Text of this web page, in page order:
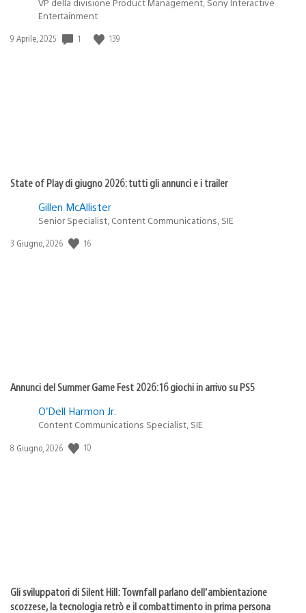
VP della divisione Product Management, Sony Interactive
Entertainment
Data
9 Aprile, 2025 1 139
State of Play di giugno 2026: tutti gli annunci e i trailer
Gillen McAllister
Senior Specialist, Content Communications, SIE
Data
3 Giugno, 2026 16
Annunci del Summer Game Fest 2026: 16 giochi in arrivo su PS5
O’Dell Harmon Jr.
Content Communications Specialist, SIE
Data
8 Giugno, 2026 10
Gli sviluppatori di Silent Hill: Townfall parlano dell’ambientazione
scozzese, la tecnologia retrò e il combattimento in prima persona